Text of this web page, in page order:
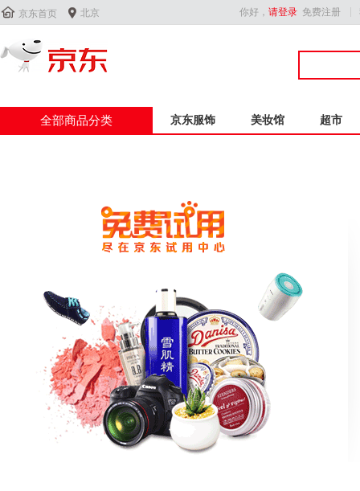
 京东首页  北京 你好， 请登录 免费注册
全部商品分类 京东服饰 美妆馆 超市